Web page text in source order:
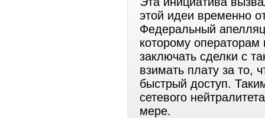
этой идеи временно
Федеральный
которому
заключать сделки с
взимать плату за то,
быстрый доступ.
сетевого
мере.